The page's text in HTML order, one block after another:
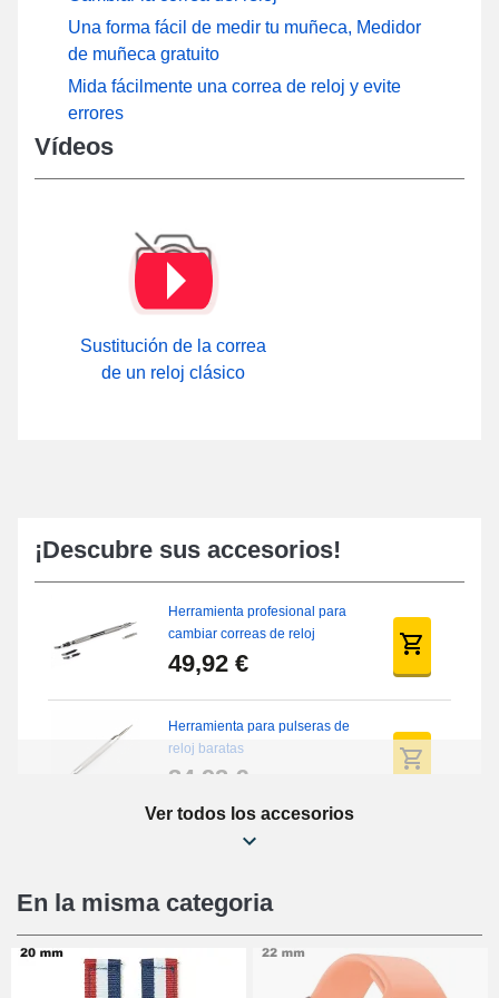
Una forma fácil de medir tu muñeca, Medidor
de muñeca gratuito
Mida fácilmente una correa de reloj y evite
errores
Vídeos
Sustitución de la correa
de un reloj clásico
¡Descubre sus accesorios!
Herramienta profesional para
cambiar correas de reloj
49,92 €
Herramienta para pulseras de
reloj baratas
34,92 €
Kit de reparación de relojes
16,90 €
Pies deslizantes digitales
Ver todos los accesorios
En la misma categoria